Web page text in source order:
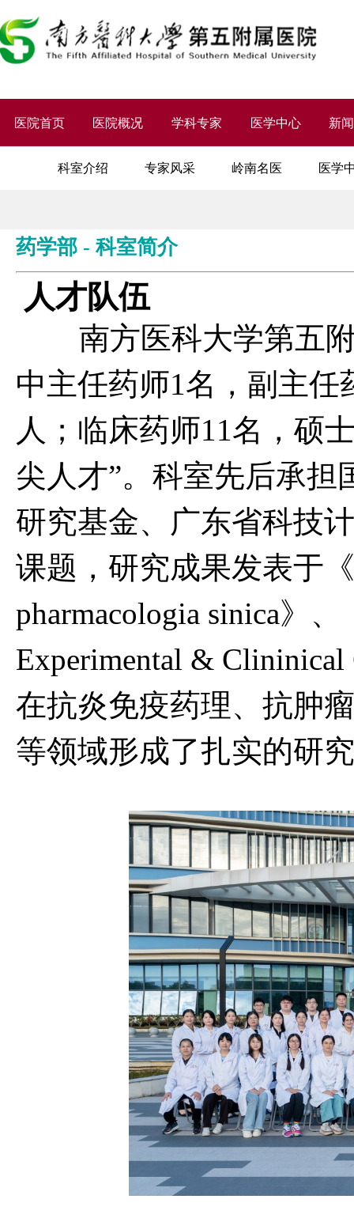
医院首页 医院概况 学科专家 医学中心 新
科室介绍 专家风采 岭南名医 医学
药学部 - 科室简介
人才队伍
南方医科大学第五
中主任药师1名，副主任
人；临床药师11名，硕
尖人才”。科室先后承
研究基金、广东省科技
课题，研究成果发表于
pharmacologia sinica》
Experimental & Clininical
在抗炎免疫药理、抗肿
等领域形成了扎实的研